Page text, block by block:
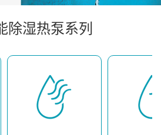
除湿热泵系列